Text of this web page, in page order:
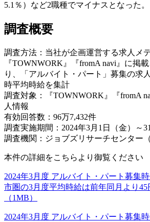
5.1％）など2職種でマイナスとなった。
調査概要
調査方法：当社が企画運営する求人メ
『TOWNWORK』『fromA navi』に掲
り、「アルバイト・パート」募集の求
時平均時給を集計
調査対象：『TOWNWORK』『fromA
人情報
有効回答数：96万7,432件
調査実施期間：2024年3月1日（金）～
調査機関：ジョブズリサーチセンター（
本件の詳細をこちらより御覧ください
2024年3月度 アルバイト・パート募集
市圏の3月度平均時給は前年同月より45
（1MB）
2024年3月度 アルバイト・パート募集